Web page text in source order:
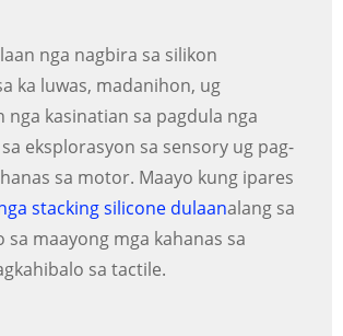
nga nagbira sa silikon
ka luwas, madanihon, ug
nga kasinatian sa pagdula nga
eksplorasyon sa sensory ug pag-
sa motor. Maayo kung ipares
stacking silicone dulaanalang sa
sa maayong mga kahanas sa
sa tactile.